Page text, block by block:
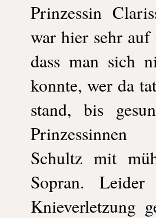
Prinzessin
war hier sehr auf
dass man sich
konnte, wer da
stand, bis
Schultz mit
Sopran.
Knieverletzung